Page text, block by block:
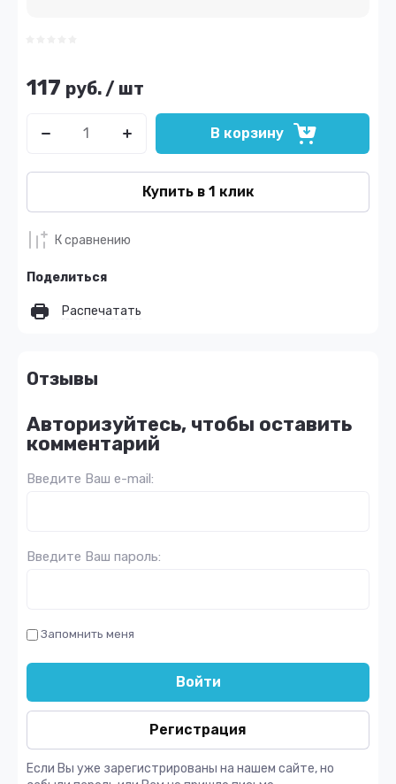
117 руб. / шт
В корзину
Купить в 1 клик
К сравнению
Поделиться
Распечатать
Отзывы
Авторизуйтесь, чтобы оставить
комментарий
Введите Ваш e-mail:
Введите Ваш пароль:
Запомнить меня
Войти
Регистрация
Если Вы уже зарегистрированы на нашем сайте, но